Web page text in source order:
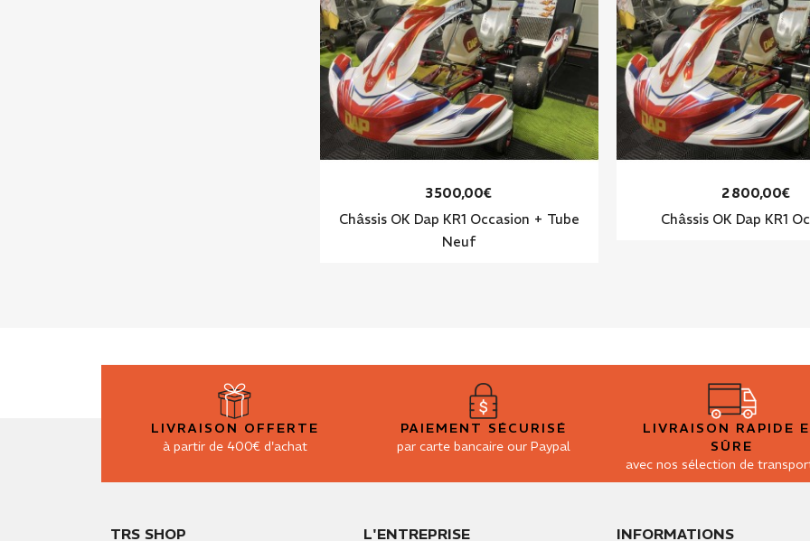
3 500,00€
Châssis OK Dap KR1 Occasion + Tube
Neuf
2 800,00€
Châssis OK Dap KR1
LIVRAISON OFFERTE
à partir de 400€ d'achat
PAIEMENT SÉCURISÉ
par carte bancaire our Paypal
LIVRAISON RAPIDE
SÛRE
avec nos sélection de
TRS SHOP L'ENTREPRISE INFORMATIONS